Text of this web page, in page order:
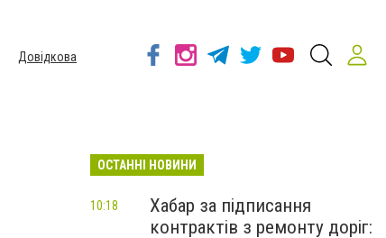
Довідкова
ОСТАННІ НОВИНИ
Хабар за підписання
контрактів з ремонту доріг:
10:18